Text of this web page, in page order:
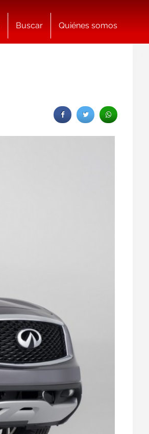
Buscar Quiénes somos